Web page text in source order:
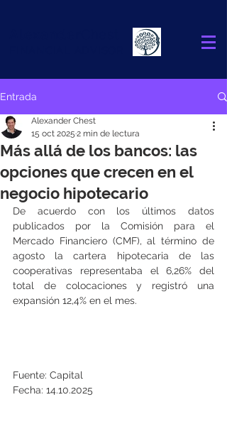
Entrada
Más allá de los bancos: las
opciones que crecen en el
negocio hipotecario
Alexander Chest
15 oct 2025 2 min de lectura
De acuerdo con los últimos datos
publicados por la Comisión para el
Mercado Financiero (CMF), al término de
agosto la cartera hipotecaria de las
cooperativas representaba el 6,26% del
total de colocaciones y registró una
expansión 12,4% en el mes.
Fuente: Capital
Fecha: 14.10.2025